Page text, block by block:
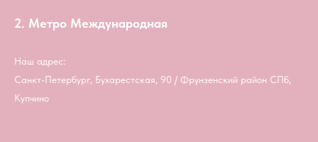
2. Метро Международная
Наш адрес:
Санкт-Петербург, Бухарестская, 90 / Фрунзенский район СПб,
Купчино